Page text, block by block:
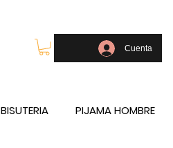
Cuenta
BISUTERIA PIJAMA HOMBRE